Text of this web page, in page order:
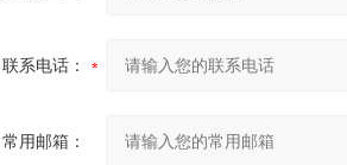
联系电话：
常用邮箱：